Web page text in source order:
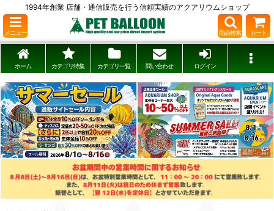
1994年創業 店舗・通信販売を行う信頼実績のアクアリウムショップ
メニュー 商品検索 カート
ホーム カテゴリ特集 カテゴリ一覧 問い合わせ ログイン